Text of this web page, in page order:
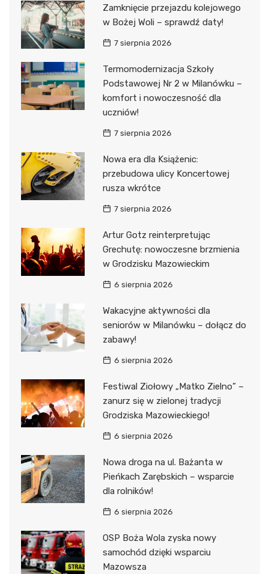
Zamknięcie przejazdu kolejowego
w Bożej Woli – sprawdź daty!
7 sierpnia 2026
Termomodernizacja Szkoły
Podstawowej Nr 2 w Milanówku –
komfort i nowoczesność dla
uczniów!
7 sierpnia 2026
Nowa era dla Książenic:
przebudowa ulicy Koncertowej
rusza wkrótce
7 sierpnia 2026
Artur Gotz reinterpretując
Grechutę: nowoczesne brzmienia
w Grodzisku Mazowieckim
6 sierpnia 2026
Wakacyjne aktywności dla
seniorów w Milanówku – dołącz do
zabawy!
6 sierpnia 2026
Festiwal Ziołowy „Matko Zielno” –
zanurz się w zielonej tradycji
Grodziska Mazowieckiego!
6 sierpnia 2026
Nowa droga na ul. Bażanta w
Pieńkach Zarębskich – wsparcie
dla rolników!
6 sierpnia 2026
OSP Boża Wola zyska nowy
samochód dzięki wsparciu
Mazowsza